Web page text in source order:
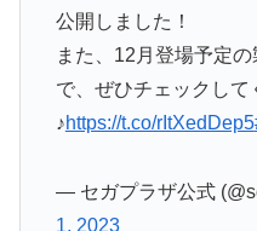
公開しました！
また、12月登場予定
で、ぜひチェックして
♪https://t.co/rItXedDep5
— セガプラザ公式
1, 2023